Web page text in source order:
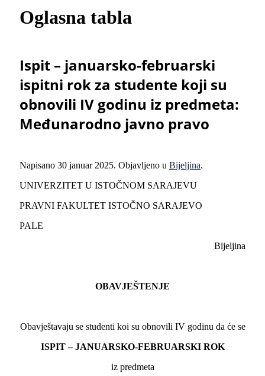
Oglasna tabla
Ispit – januarsko-februarski
ispitni rok za studente koji su
obnovili IV godinu iz predmeta:
Međunarodno javno pravo
Napisano 30 januar 2025. Objavljeno u Bijeljina.
UNIVERZITET U ISTOČNOM SARAJEVU
PRAVNI FAKULTET ISTOČNO SARAJEVO
PALE
Bijeljina
OBAVJEŠTENJE
Obavještavaju se studenti koi su obnovili IV godinu da će se
ISPIT – JANUARSKO-FEBRUARSKI ROK
iz predmeta